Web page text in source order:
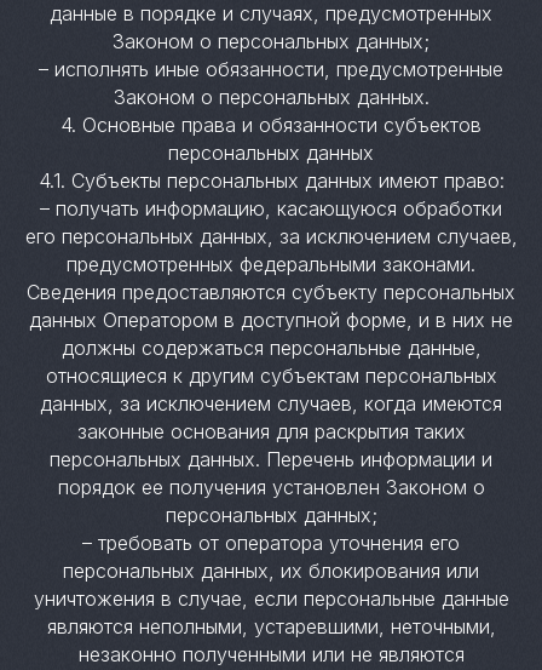
данные в порядке и случаях, предусмотренных
Законом о персональных данных;
– исполнять иные обязанности, предусмотренные
Законом о персональных данных.
4. Основные права и обязанности субъектов
персональных данных
4.1. Субъекты персональных данных имеют право:
– получать информацию, касающуюся обработки
его персональных данных, за исключением случаев,
предусмотренных федеральными законами.
Сведения предоставляются субъекту персональных
данных Оператором в доступной форме, и в них не
должны содержаться персональные данные,
относящиеся к другим субъектам персональных
данных, за исключением случаев, когда имеются
законные основания для раскрытия таких
персональных данных. Перечень информации и
порядок ее получения установлен Законом о
персональных данных;
– требовать от оператора уточнения его
персональных данных, их блокирования или
уничтожения в случае, если персональные данные
являются неполными, устаревшими, неточными,
незаконно полученными или не являются